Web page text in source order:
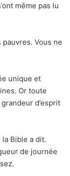
même pas lu
Vous ne
unique et
Or toute
d’esprit
Bible a dit.
de journée